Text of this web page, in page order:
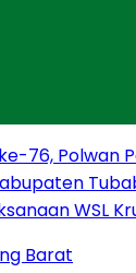
76, Polwan
WSL
Barat